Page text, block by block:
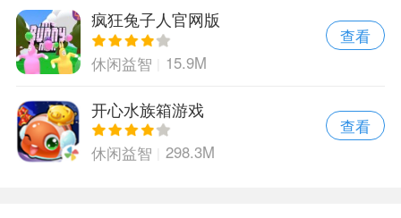
疯狂兔子人官网版
休闲益智 15.9M
查看
开心水族箱游戏
休闲益智 298.3M
查看